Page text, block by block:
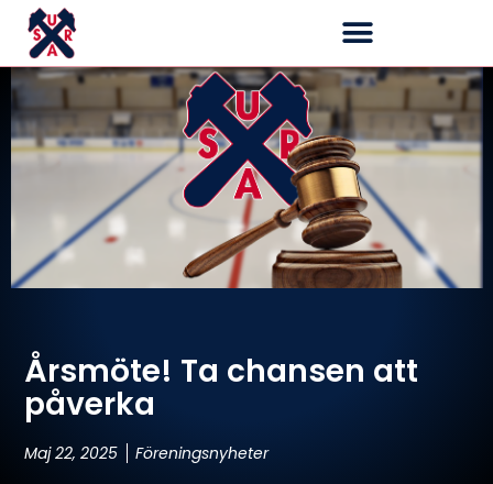
Årsmöte! Ta chansen att
påverka
Maj 22, 2025 Föreningsnyheter